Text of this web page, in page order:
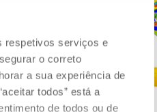
respetivos serviços e
o correto
a sua experiência de
todos” está a
de todos ou de